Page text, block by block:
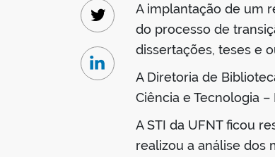
A implantação de um
do processo de
dissertações, teses e
A Diretoria de
Ciência e Tecnologia
A STI da UFNT ficou
realizou a análise dos
Twitter
Linkedin